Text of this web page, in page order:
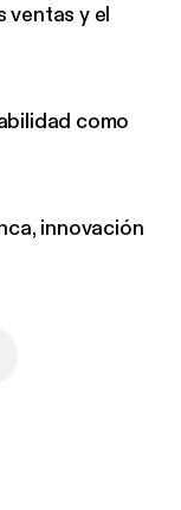
ventas y el
como
innovación